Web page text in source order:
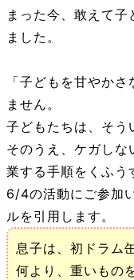
まった今、敢えて
ました。
「子どもを甘やか
ません。
子どもたちは、そう
そのうえ、ケガし
業する手順をくふう
6/4の活動にご参加
ルを引用します。
息子は、初ドラム
何より、重いもの